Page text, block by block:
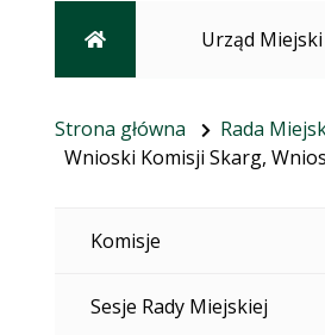
Strona głównaUrząd Miejski
Strona główna Rada
Wnioski Komisji Skarg,
Komisje
Sesje Rady Miejskiej